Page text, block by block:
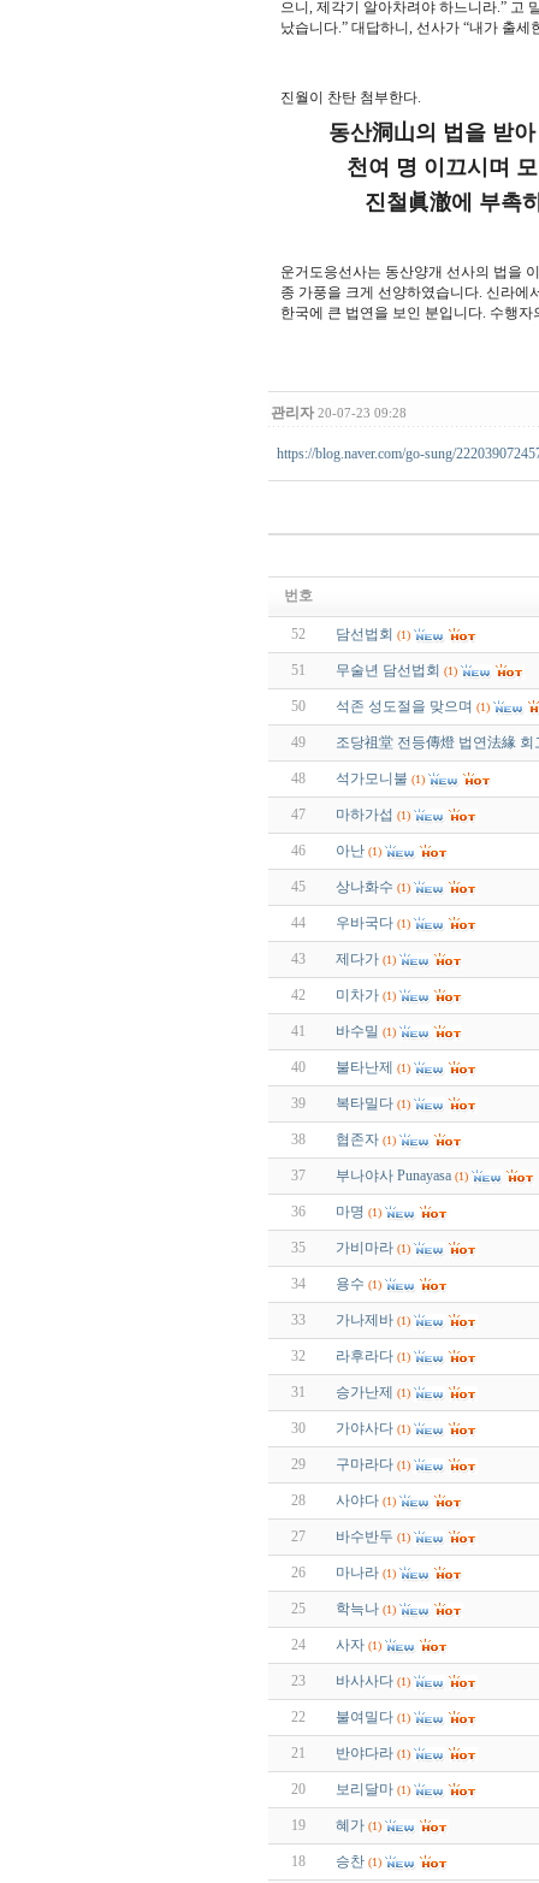
으니, 제각기 알아차려야 하느니라.” 고
났습니다.” 대답하니, 선사가 “내가 출
진월이 찬탄 첨부한다.
동산洞山의 법을 받아
천여 명 이끄시며 모
진철眞澈에 부촉하시
운거도응선사는 동산양개 선사의 법을
종 가풍을 크게 선양하였습니다. 신라에
한국에 큰 법연을 보인 분입니다. 수행
관리자 20-07-23 09:28
https://blog.naver.com/go-sung/
번호
52 담선법회 (1)
51 무술년 담선법회 (1)
50 석존 성도절을 맞으며 (1)
49 조당祖堂 전등傳燈 법연法緣 회
48 석가모니불 (1)
47 마하가섭 (1)
46 아난 (1)
45 상나화수 (1)
44 우바국다 (1)
43 제다가 (1)
42 미차가 (1)
41 바수밀 (1)
40 불타난제 (1)
39 복타밀다 (1)
38 협존자 (1)
37 부나야사 Punayasa (1)
36 마명 (1)
35 가비마라 (1)
34 용수 (1)
33 가나제바 (1)
32 라후라다 (1)
31 승가난제 (1)
30 가야사다 (1)
29 구마라다 (1)
28 사야다 (1)
27 바수반두 (1)
26 마나라 (1)
25 학늑나 (1)
24 사자 (1)
23 바사사다 (1)
22 불여밀다 (1)
21 반야다라 (1)
20 보리달마 (1)
19 혜가 (1)
18 승찬 (1)